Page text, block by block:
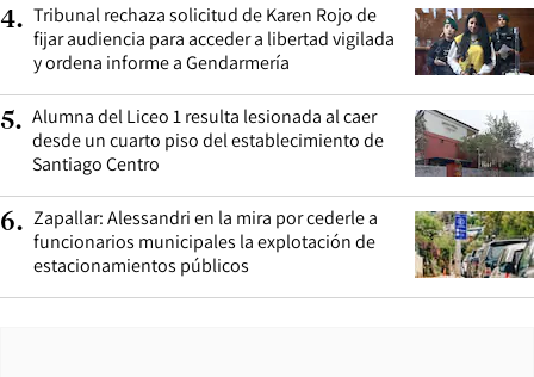
4. Tribunal rechaza solicitud de Karen Rojo de
fijar audiencia para acceder a libertad vigilada
y ordena informe a Gendarmería
5. Alumna del Liceo 1 resulta lesionada al caer
desde un cuarto piso del establecimiento de
Santiago Centro
6. Zapallar: Alessandri en la mira por cederle a
funcionarios municipales la explotación de
estacionamientos públicos